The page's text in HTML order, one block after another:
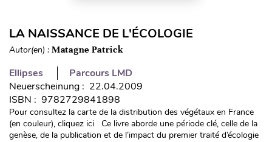
LA NAISSANCE DE L'ÉCOLOGIE
Autor(en) : Matagne Patrick
Ellipses
Parcours LMD
Neuerscheinung : 22.04.2009
ISBN : 9782729841898
Pour consultez la carte de la distribution des végétaux en France
(en couleur), cliquez ici Ce livre aborde une période clé, celle de la
genèse, de la publication et de l’impact du premier traité d’écologie